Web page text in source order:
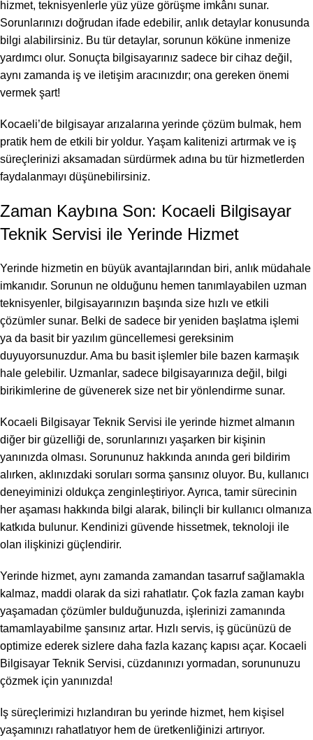
hizmet, teknisyenlerle yüz yüze görüşme imkânı sunar.
Sorunlarınızı doğrudan ifade edebilir, anlık detaylar konusunda
bilgi alabilirsiniz. Bu tür detaylar, sorunun köküne inmenize
yardımcı olur. Sonuçta bilgisayarınız sadece bir cihaz değil,
aynı zamanda iş ve iletişim aracınızdır; ona gereken önemi
vermek şart!
Kocaeli’de bilgisayar arızalarına yerinde çözüm bulmak, hem
pratik hem de etkili bir yoldur. Yaşam kalitenizi artırmak ve iş
süreçlerinizi aksamadan sürdürmek adına bu tür hizmetlerden
faydalanmayı düşünebilirsiniz.
Zaman Kaybına Son: Kocaeli Bilgisayar
Teknik Servisi ile Yerinde Hizmet
Yerinde hizmetin en büyük avantajlarından biri, anlık müdahale
imkanıdır. Sorunun ne olduğunu hemen tanımlayabilen uzman
teknisyenler, bilgisayarınızın başında size hızlı ve etkili
çözümler sunar. Belki de sadece bir yeniden başlatma işlemi
ya da basit bir yazılım güncellemesi gereksinim
duyuyorsunuzdur. Ama bu basit işlemler bile bazen karmaşık
hale gelebilir. Uzmanlar, sadece bilgisayarınıza değil, bilgi
birikimlerine de güvenerek size net bir yönlendirme sunar.
Kocaeli Bilgisayar Teknik Servisi ile yerinde hizmet almanın
diğer bir güzelliği de, sorunlarınızı yaşarken bir kişinin
yanınızda olması. Sorununuz hakkında anında geri bildirim
alırken, aklınızdaki soruları sorma şansınız oluyor. Bu, kullanıcı
deneyiminizi oldukça zenginleştiriyor. Ayrıca, tamir sürecinin
her aşaması hakkında bilgi alarak, bilinçli bir kullanıcı olmanıza
katkıda bulunur. Kendinizi güvende hissetmek, teknoloji ile
olan ilişkinizi güçlendirir.
Yerinde hizmet, aynı zamanda zamandan tasarruf sağlamakla
kalmaz, maddi olarak da sizi rahatlatır. Çok fazla zaman kaybı
yaşamadan çözümler bulduğunuzda, işlerinizi zamanında
tamamlayabilme şansınız artar. Hızlı servis, iş gücünüzü de
optimize ederek sizlere daha fazla kazanç kapısı açar. Kocaeli
Bilgisayar Teknik Servisi, cüzdanınızı yormadan, sorununuzu
çözmek için yanınızda!
Iş süreçlerimizi hızlandıran bu yerinde hizmet, hem kişisel
yaşamınızı rahatlatıyor hem de üretkenliğinizi artırıyor.